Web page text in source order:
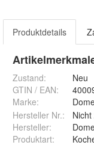
Produktdetails
Zustand:
Neu
GTIN / EAN:
Marke:
Hersteller Nr.:
Hersteller:
Produktart: